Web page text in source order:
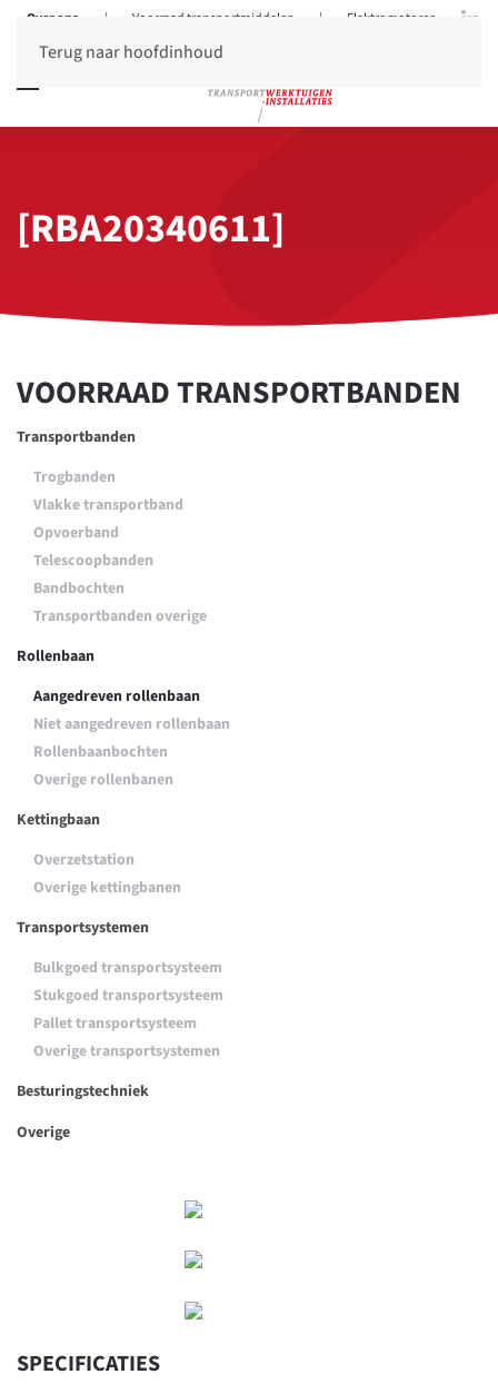
Terug naar hoofdinhoud
Over ons | Voorraad transportmiddelen | Elektromotoren
[RBA20340611]
VOORRAAD TRANSPORTBANDEN
Transportbanden
Trogbanden
Vlakke transportband
Opvoerband
Telescoopbanden
Bandbochten
Transportbanden overige
Rollenbaan
Aangedreven rollenbaan
Niet aangedreven rollenbaan
Rollenbaanbochten
Overige rollenbanen
Kettingbaan
Overzetstation
Overige kettingbanen
Transportsystemen
Bulkgoed transportsysteem
Stukgoed transportsysteem
Pallet transportsysteem
Overige transportsystemen
Besturingstechniek
Overige
SPECIFICATIES